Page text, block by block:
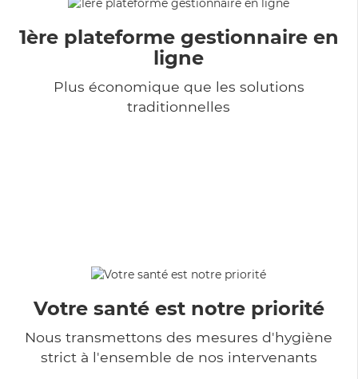
1ère plateforme gestionnaire en
ligne
Plus économique que les solutions
traditionnelles
Votre santé est notre priorité
Nous transmettons des mesures d'hygiène
strict à l'ensemble de nos intervenants